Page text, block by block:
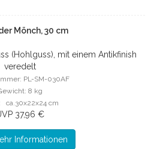
Mönch, 30 cm
(Hohlguss), mit einem Antikfinish
veredelt
PL-SM-030AF
8 kg
ca.30x22x24 cm
37,96 €
Informationen